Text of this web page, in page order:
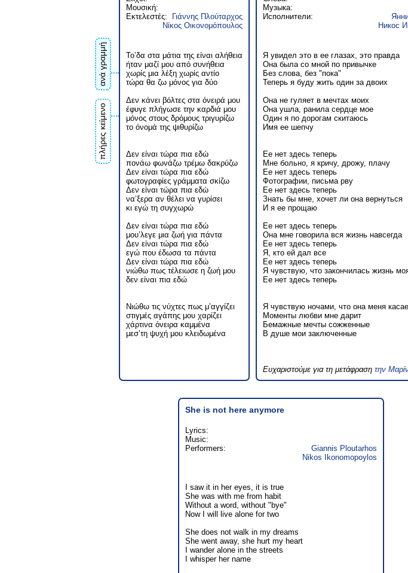
ανά γραμμή
πλήρες κείμενο
Μουσική:
Εκτελεστές:
Γιάννης Πλούταρχος
Νίκος Οικονομόπουλος
Το’δα στα μάτια της είναι αλήθεια
ήταν μαζί μου από συνήθεια
χωρίς μια λέξη χωρίς αντίο
τώρα θα ζω μόνος για δύο
Δεν κάνει βόλτες στα όνειρά μου
έφυγε πλήγωσε την καρδιά μου
μόνος στους δρόμους τριγυρίζω
το όνομά της ψιθυρίζω
Δεν είναι τώρα πια εδώ
πονάω φωνάζω τρέμω δακρύζω
Δεν είναι τώρα πια εδώ
φωτογραφίες γράμματα σκίζω
Δεν είναι τώρα πια εδώ
να’ξερα αν θέλει να γυρίσει
κι εγώ τη συγχωρώ
Δεν είναι τώρα πια εδώ
μου’λεγε μια ζωή για πάντα
Δεν είναι τώρα πια εδώ
εγώ που έδωσα τα πάντα
Δεν είναι τώρα πια εδώ
νιώθω πως τέλειωσε η ζωή μου
δεν είναι πια εδώ
Νιώθω τις νύχτες πως μ’αγγίζει
στιγμές αγάπης μου χαρίζει
χάρτινα όνειρα καμμένα
μεσ’τη ψυχή μου κλειδωμένα
Музыка:
Исполнители:
Никос
Я увидел это в ее глазах, это правда
Она была со мной по привычке
Без слова, без "пока"
Теперь я буду жить один за двоих
Она не гуляет в мечтах моих
Она ушла, ранила сердце мое
Один я по дорогам скитаюсь
Имя ее шепчу
Ее нет здесь теперь
Мне больно, я кричу, дрожу, плачу
Ее нет здесь теперь
Фотографии, письма рву
Ее нет здесь теперь
Знать бы мне, хочет ли она вернуться
И я ее прощаю
Ее нет здесь теперь
Она мне говорила вся жизнь навсегда
Ее нет здесь теперь
Я, кто ей дал все
Ее нет здесь теперь
Я чувствую, что закончилась жизнь
Ее нет здесь теперь
Я чувствую ночами, что она меня
Моменты любви мне дарит
Бемажные мечты сожженные
В душе мои заключенные
Ευχαριστούμε για τη μετάφραση την
She is not here anymore
Lyrics:
Music:
Performers:
Giannis Ploutarhos
Nikos Ikonomopoylos
I saw it in her eyes, it is true
She was with me from habit
Without a word, without "bye"
Now I will live alone for two
She does not walk in my dreams
She went away, she hurt my heart
I wander alone in the streets
I whisper her name